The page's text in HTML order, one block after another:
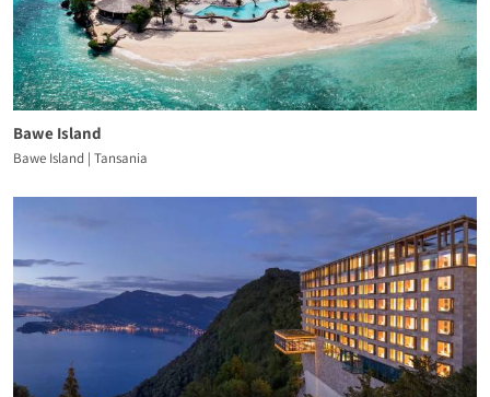
Bawe Island
Bawe Island | Tansania